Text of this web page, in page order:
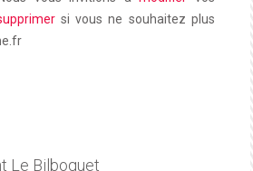
si vous ne souhaitez plus
Le Bilboquet